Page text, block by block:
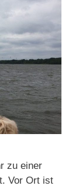
zu einer
Vor Ort ist